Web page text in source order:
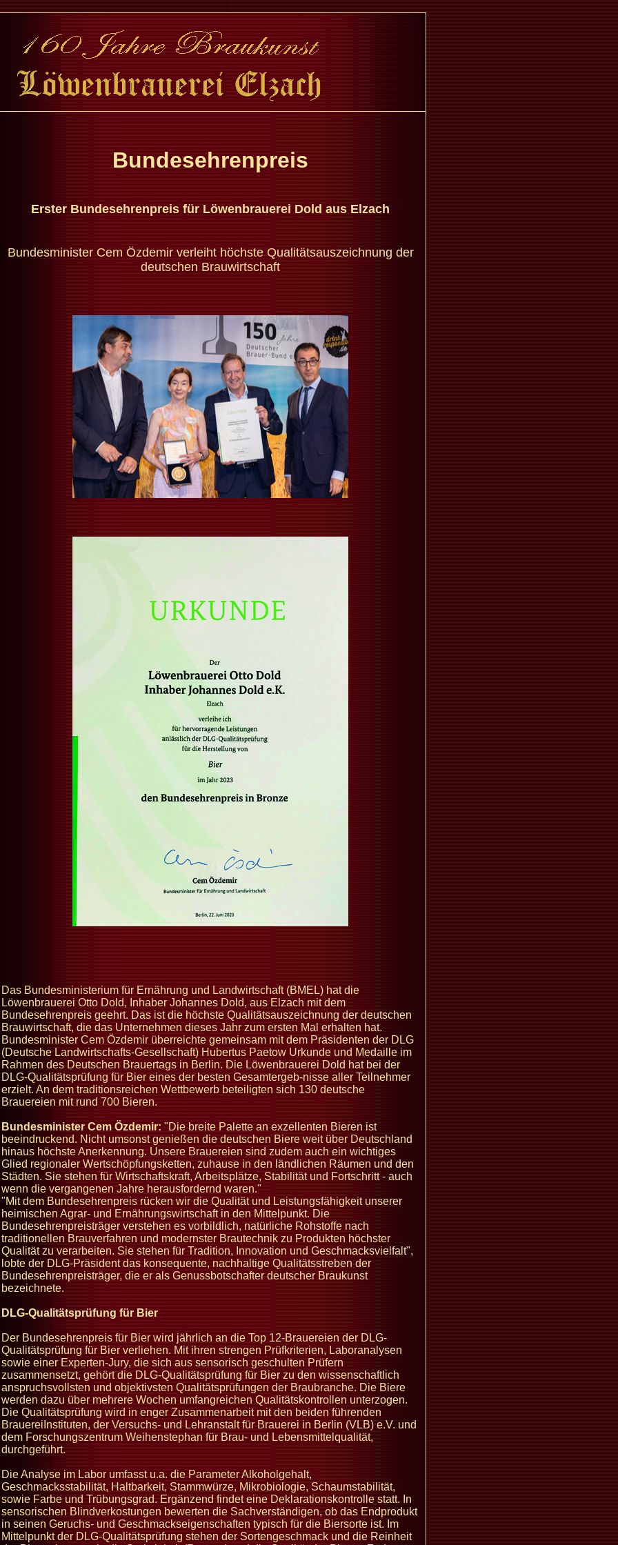
Bundesehrenpreis
Erster Bundesehrenpreis für Löwenbrauerei Dold aus Elzach
Bundesminister Cem Özdemir verleiht höchste Qualitätsauszeichnung der
deutschen Brauwirtschaft
Das Bundesministerium für Ernährung und Landwirtschaft (BMEL) hat die
Löwenbrauerei Otto Dold, Inhaber Johannes Dold, aus Elzach mit dem
Bundesehrenpreis geehrt. Das ist die höchste Qualitätsauszeichnung der deutschen
Brauwirtschaft, die das Unternehmen dieses Jahr zum ersten Mal erhalten hat.
Bundesminister Cem Özdemir überreichte gemeinsam mit dem Präsidenten der DLG
(Deutsche Landwirtschafts-Gesellschaft) Hubertus Paetow Urkunde und Medaille im
Rahmen des Deutschen Brauertags in Berlin. Die Löwenbrauerei Dold hat bei der
DLG-Qualitätsprüfung für Bier eines der besten Gesamtergeb-nisse aller Teilnehmer
erzielt. An dem traditionsreichen Wettbewerb beteiligten sich 130 deutsche
Brauereien mit rund 700 Bieren.
Bundesminister Cem Özdemir:"Die breite Palette an exzellenten Bieren ist
beeindruckend. Nicht umsonst genießen die deutschen Biere weit über Deutschland
hinaus höchste Anerkennung. Unsere Brauereien sind zudem auch ein wichtiges
Glied regionaler Wertschöpfungsketten, zuhause in den ländlichen Räumen und den
Städten. Sie stehen für Wirtschaftskraft, Arbeitsplätze, Stabilität und Fortschritt - auch
wenn die vergangenen Jahre herausfordernd waren."
"Mit dem Bundesehrenpreis rücken wir die Qualität und Leistungsfähigkeit unserer
heimischen Agrar- und Ernährungswirtschaft in den Mittelpunkt. Die
Bundesehrenpreisträger verstehen es vorbildlich, natürliche Rohstoffe nach
traditionellen Brauverfahren und modernster Brautechnik zu Produkten höchster
Qualität zu verarbeiten. Sie stehen für Tradition, Innovation und Geschmacksvielfalt",
lobte der DLG-Präsident das konsequente, nachhaltige Qualitätsstreben der
Bundesehrenpreisträger, die er als Genussbotschafter deutscher Braukunst
bezeichnete.
DLG-Qualitätsprüfung für Bier
Der Bundesehrenpreis für Bier wird jährlich an die Top 12-Brauereien der DLG-
Qualitätsprüfung für Bier verliehen. Mit ihren strengen Prüfkriterien, Laboranalysen
sowie einer Experten-Jury, die sich aus sensorisch geschulten Prüfern
zusammensetzt, gehört die DLG-Qualitätsprüfung für Bier zu den wissenschaftlich
anspruchsvollsten und objektivsten Qualitätsprüfungen der Braubranche. Die Biere
werden dazu über mehrere Wochen umfangreichen Qualitätskontrollen unterzogen.
Die Qualitätsprüfung wird in enger Zusammenarbeit mit den beiden führenden
BrauereiInstituten, der Versuchs- und Lehranstalt für Brauerei in Berlin (VLB) e.V. und
dem Forschungszentrum Weihenstephan für Brau- und Lebensmittelqualität,
durchgeführt.
Die Analyse im Labor umfasst u.a. die Parameter Alkoholgehalt,
Geschmacksstabilität, Haltbarkeit, Stammwürze, Mikrobiologie, Schaumstabilität,
sowie Farbe und Trübungsgrad. Ergänzend findet eine Deklarationskontrolle statt. In
sensorischen Blindverkostungen bewerten die Sachverständigen, ob das Endprodukt
in seinen Geruchs- und Geschmackseigenschaften typisch für die Biersorte ist. Im
Mittelpunkt der DLG-Qualitätsprüfung stehen der Sortengeschmack und die Reinheit